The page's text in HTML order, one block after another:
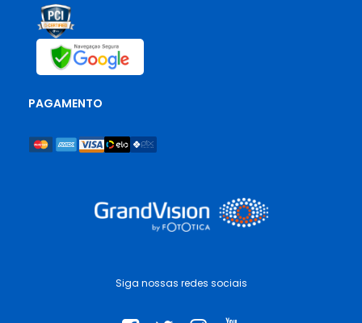
Siga nossas redes sociais
PAGAMENTO